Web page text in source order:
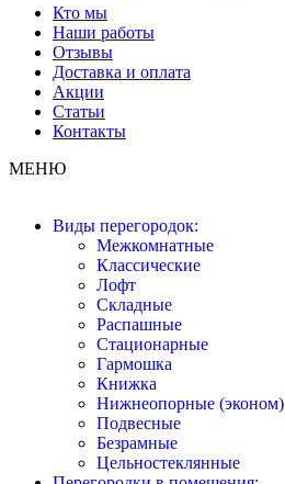
Кто мы
Наши работы
Отзывы
Доставка и оплата
Акции
Статьи
Контакты
МЕНЮ
Виды перегородок:
Межкомнатные
Классические
Лофт
Складные
Распашные
Стационарные
Гармошка
Книжка
Нижнеопорные (эконом)
Подвесные
Безрамные
Цельностеклянные